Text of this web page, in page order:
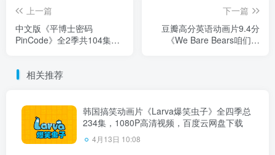
上一篇
中文版《平博士密码
PinCode》全2季共104集，
下一篇
豆瓣高分英语动画片9.4分
《We Bare Bears咱们裸
相关推荐
韩国搞笑动画片《Larva爆笑虫子》全四季总
234集，1080P高清视频，百度云网盘下载
4月13日 10:08